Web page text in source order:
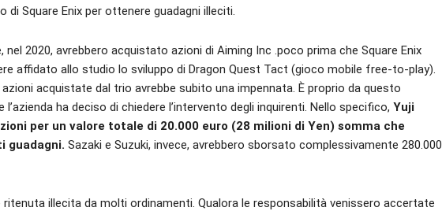
di Square Enix per ottenere guadagni illeciti.
2020, avrebbero acquistato azioni di Aiming Inc .poco prima che Square Enix
affidato allo studio lo sviluppo di Dragon Quest Tact (gioco mobile free-to-play).
azioni acquistate dal trio avrebbe subito una impennata. È proprio da questo
ha deciso di chiedere l’intervento degli inquirenti. Nello specifico, Yuji
per un valore totale di 20.000 euro (28 milioni di Yen) somma che
guadagni. Sazaki e Suzuki, invece, avrebbero sborsato complessivamente 280.000
illecita da molti ordinamenti. Qualora le responsabilità venissero accertate